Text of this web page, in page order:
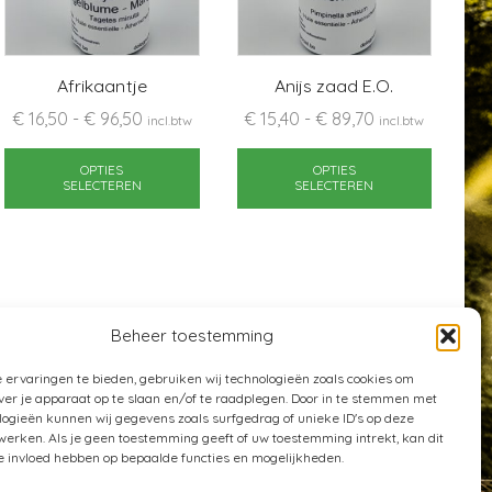
Beheer toestemming
ervaringen te bieden, gebruiken wij technologieën zoals cookies om
je apparaat op te slaan en/of te raadplegen. Door in te stemmen met
kunnen wij gegevens zoals surfgedrag of unieke ID's op deze
Als je geen toestemming geeft of uw toestemming intrekt, kan dit
invloed hebben op bepaalde functies en mogelijkheden.
Afrikaantje
€16,50 - €96,50Prijsklasse:
€ 16,50
incl.btw
OPTIES
SELECTEREN
Dit
kan
worden
op
de
productpagina
Anijs zaad E.O.
€ 15,40 - € 89,70 Prijsklasse:
€ 15,40
incl.btw
OPTIES
SELECTEREN
Dit
heeft
Deze
optie
kan
worden
op
de
€